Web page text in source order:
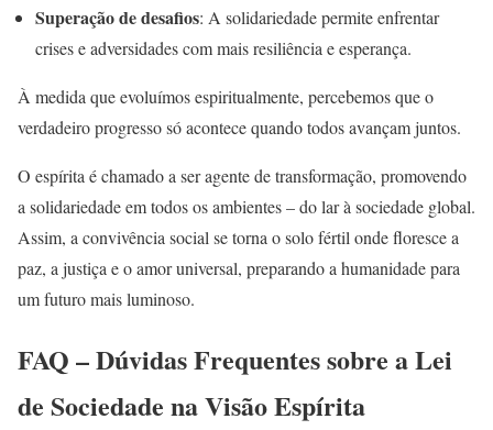
Superação de desafios: A solidariedade permite enfrentar
crises e adversidades com mais resiliência e esperança.
À medida que evoluímos espiritualmente, percebemos que o
verdadeiro progresso só acontece quando todos avançam juntos.
O espírita é chamado a ser agente de transformação, promovendo
a solidariedade em todos os ambientes – do lar à sociedade global.
Assim, a convivência social se torna o solo fértil onde floresce a
paz, a justiça e o amor universal, preparando a humanidade para
um futuro mais luminoso.
FAQ – Dúvidas Frequentes sobre a Lei
de Sociedade na Visão Espírita